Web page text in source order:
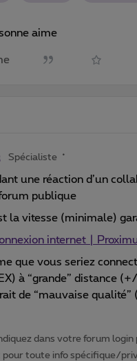
aime
Spécialiste
une réaction d’un
publique
la vitesse (minimale)
internet |
que vous seriez
à “grande” distance
de “mauvaise
dans votre forum
pour toute info spécifique/